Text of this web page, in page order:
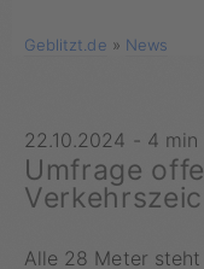
Geblitzt.de » News
22.10.2024 - 4 min
Umfrage
Alle 28 Meter